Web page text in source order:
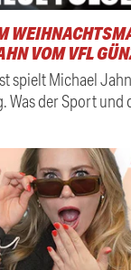
VOM VFL
spielt Michael
Was der Sport und